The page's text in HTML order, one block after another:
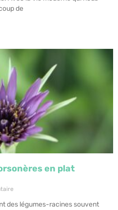
de
en plat
des légumes-racines souvent